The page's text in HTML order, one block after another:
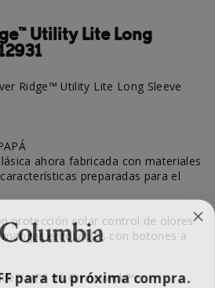
Utility Lite Long
Ridge™ Utility Lite Long Sleeve
ahora fabricada con materiales
preparadas para el
protección solar control de olores
enrollables con botones a
UPF 50,Omni-Wick™
para tu próxima compra.